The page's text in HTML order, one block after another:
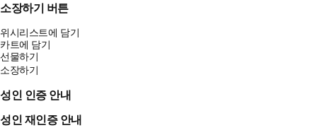
소장하기 버튼
위시리스트에 담기
카트에 담기
선물하기
소장하기
성인 인증 안내
성인 재인증 안내